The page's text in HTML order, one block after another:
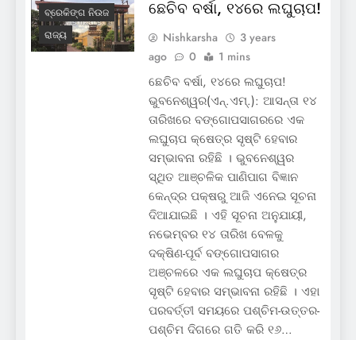
ବ୍ରେକିଙ୍ଗ ନିଉଜ
ରାଜ୍ୟ
ଛେଚିବ ବର୍ଷା, ୧୪ରେ ଲଘୁଚାପ!
Nishkarsha
3 years
ago
0 1 mins
ଛେଚିବ ବର୍ଷା, ୧୪ରେ ଲଘୁଚାପ!
ଭୁବନେଶ୍ୱର(ଏନ୍‌.ଏମ୍‌.): ଆସନ୍ତା ୧୪
ତାରିଖରେ ବଙ୍ଗୋପସାଗରରେ ଏକ
ଲଘୁଚାପ କ୍ଷେତ୍ର ସୃଷ୍ଟି ହେବାର
ସମ୍ଭାବନା ରହିଛି । ଭୁବନେଶ୍ୱର
ସ୍ଥିତ ଆଞ୍ଚଳିକ ପାଣିପାଗ ବିଜ୍ଞାନ
କେନ୍ଦ୍ର ପକ୍ଷରୁ ଆଜି ଏନେଇ ସୂଚନା
ଦିଆଯାଇଛି । ଏହି ସୂଚନା ଅନୁଯାୟୀ,
ନଭେମ୍ବର ୧୪ ତାରିଖ ବେଳକୁ
ଦକ୍ଷିଣ-ପୂର୍ବ ବଙ୍ଗୋପସାଗର
ଅଞ୍ଚଳରେ ଏକ ଲଘୁଚାପ କ୍ଷେତ୍ର
ସୃଷ୍ଟି ହେବାର ସମ୍ଭାବନା ରହିଛି । ଏହା
ପରବର୍ତ୍ତୀ ସମୟରେ ପଶ୍ଚିମ-ଉତ୍ତର-
ପଶ୍ଚିମ ଦିଗରେ ଗତି କରି ୧୬…